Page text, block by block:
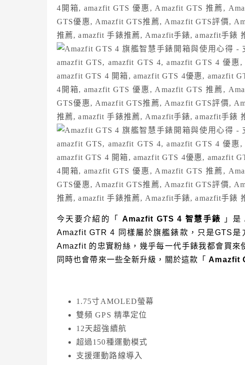
今天要介紹的「 Amazfit GTS 4 智慧手錶 」 是
Amazfit GTR 4
同樣屬於旗艦錶款，只是GTS 是
Amazfit 的忠實粉絲，幾乎每一代手錶我都會買來
同時也會帶來一些全新升級，關於這款「
Amazfit
1.75寸AMOLED螢幕
雙頻 GPS 精準定位
12天超強續航
超過150種運動模式
支援運動路線導入